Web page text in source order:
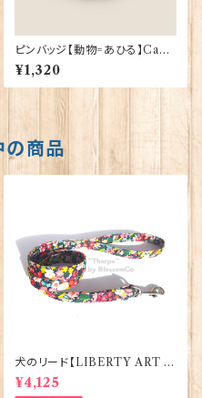
ピンバッジ【動物=あひる】Cado
gan 90040-XJKB17-30
¥1,320
の商品
犬のリード【LIBERTY ART F
ABRIC=Thorpe】BlossomC
o 90294
¥4,125